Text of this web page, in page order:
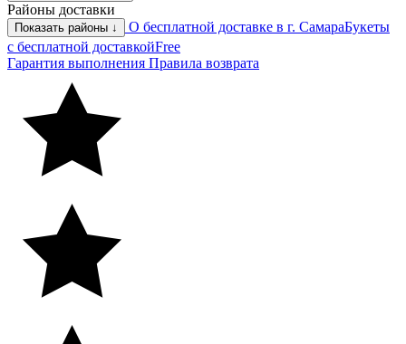
Районы доставки
Показать районы ↓ О бесплатной доставке в г. СамараБукеты
с бесплатной доставкойFree
Гарантия выполнения Правила возврата